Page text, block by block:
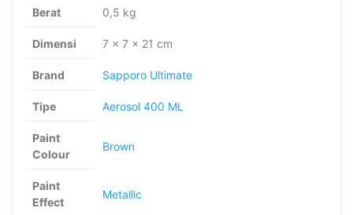
Berat 0,5 kg
Dimensi 7 × 7 × 21 cm
Brand Sapporo Ultimate
Tipe Aerosol 400 ML
Paint
Colour
Brown
Paint
Effect
Metallic